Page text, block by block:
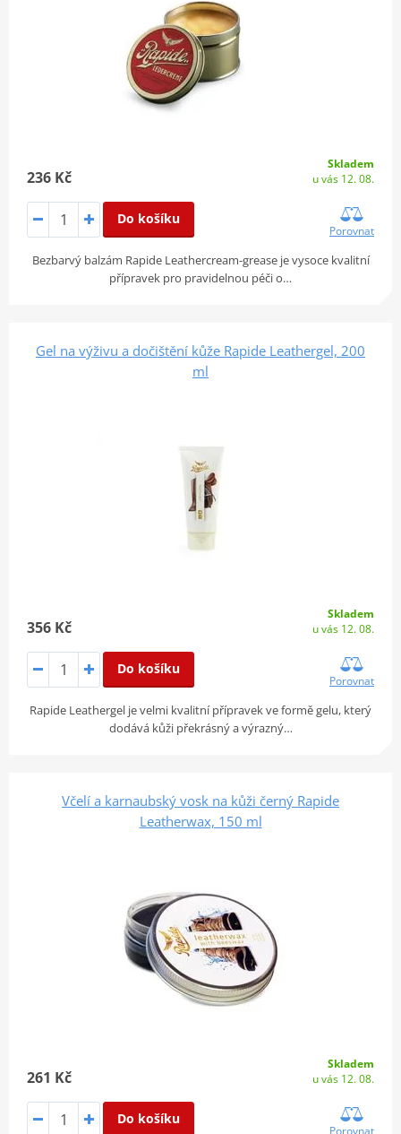
236 Kč
Skladem
u vás 12. 08.
Do košíku
Porovnat
Bezbarvý balzám Rapide Leathercream-grease je vysoce kvalitní
přípravek pro pravidelnou péči o…
Gel na výživu a dočištění kůže Rapide Leathergel, 200
ml
356 Kč
Skladem
u vás 12. 08.
Do košíku
Porovnat
Rapide Leathergel je velmi kvalitní přípravek ve formě gelu, který
dodává kůži překrásný a výrazný…
Včelí a karnaubský vosk na kůži černý Rapide
Leatherwax, 150 ml
261 Kč
Skladem
u vás 12. 08.
Do košíku
Porovnat